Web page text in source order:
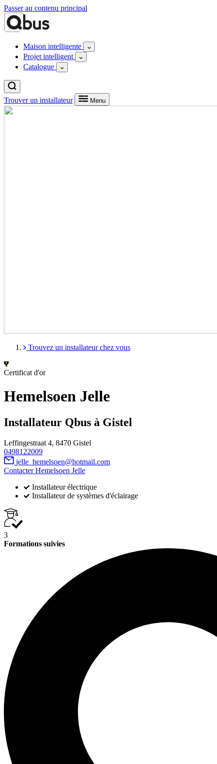
Passer au contenu principal
Maison intelligente
Projet intelligent
Catalogue
Trouver un installateur Menu
Trouvez un installateur chez vous
Certificat d'or
Hemelsoen Jelle
Installateur Qbus à Gistel
Leffingestraat 4, 8470 Gistel
0498122009
jelle_hemelsoen@hotmail.com
Contacter Hemelsoen Jelle
Installateur électrique
Installateur de systèmes d'éclairage
3
Formations suivies